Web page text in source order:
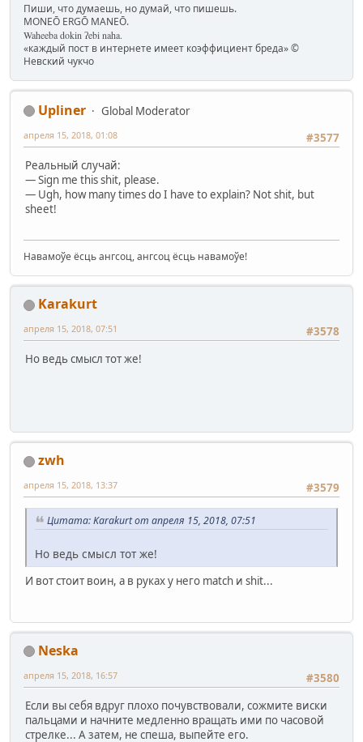
Пиши, что думаешь, но думай, что пишешь.
MONEŌ ERGŌ MANEŌ.
Waheeba dokin ʔebi naha.
«каждый пост в интернете имеет коэффициент бреда» ©
Невский чукчо
Upliner
Global Moderator
#3577
апреля 15, 2018, 01:08
Реальный случай:
— Sign me this shit, please.
— Ugh, how many times do I have to explain? Not shit, but
sheet!
Навамоўе ёсць ангсоц, ангсоц ёсць навамоўе!
Karakurt
#3578
апреля 15, 2018, 07:51
Но ведь смысл тот же!
zwh
#3579
апреля 15, 2018, 13:37
Цитата: Karakurt от апреля 15, 2018, 07:51
Но ведь смысл тот же!
И вот стоит воин, а в руках у него match и shit...
Neska
#3580
апреля 15, 2018, 16:57
Если вы себя вдруг плохо почувствовали, сожмите виски
пальцами и начните медленно вращать ими по часовой
стрелке... А затем, не спеша, выпейте его.